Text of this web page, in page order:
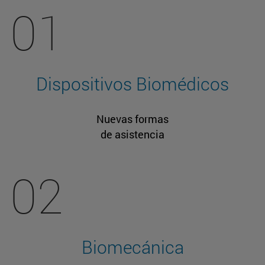
01
Dispositivos Biomédicos
Nuevas formas
de asistencia
02
Biomecánica